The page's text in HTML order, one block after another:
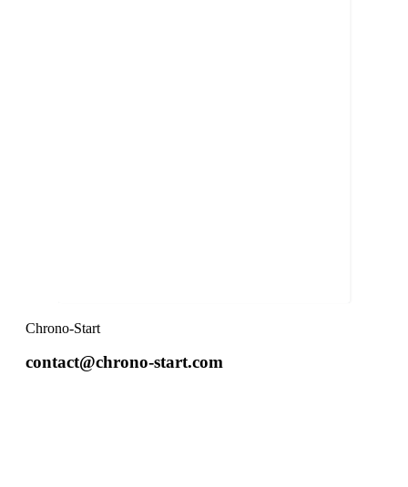
Chrono-Start
contact@chrono-start.com